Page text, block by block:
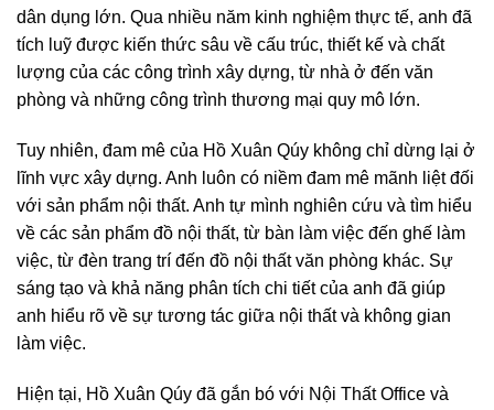
dân dụng lớn. Qua nhiều năm kinh nghiệm thực tế, anh đã
tích luỹ được kiến thức sâu về cấu trúc, thiết kế và chất
lượng của các công trình xây dựng, từ nhà ở đến văn
phòng và những công trình thương mại quy mô lớn.
Tuy nhiên, đam mê của Hồ Xuân Qúy không chỉ dừng lại ở
lĩnh vực xây dựng. Anh luôn có niềm đam mê mãnh liệt đối
với sản phẩm nội thất. Anh tự mình nghiên cứu và tìm hiểu
về các sản phẩm đồ nội thất, từ bàn làm việc đến ghế làm
việc, từ đèn trang trí đến đồ nội thất văn phòng khác. Sự
sáng tạo và khả năng phân tích chi tiết của anh đã giúp
anh hiểu rõ về sự tương tác giữa nội thất và không gian
làm việc.
Hiện tại, Hồ Xuân Qúy đã gắn bó với Nội Thất Office và